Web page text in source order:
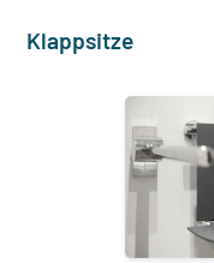
Klappsitze